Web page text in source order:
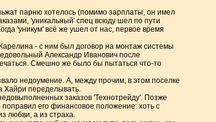
парню хотелось (помимо зарплаты, он имел
'уникальный' спец всюду шел по пути
'уникум' всё же ушел от нас, первое время
- с ним был договор на монтаж системы
Александр Иванович после
Смешно же было бы пытаться что-то
недоумение. А, между прочим, в этом поселке
Хайри переделывать.
заказов 'Технотрейду'. Позже
его финансовое положение: хоть с
любви, а из страха.